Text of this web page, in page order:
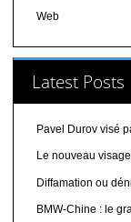
Web
Latest Posts
Pavel Durov visé
Le nouveau
Diffamation ou
BMW-Chine : le